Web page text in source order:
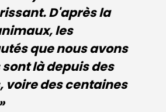
D'après la
les
que nous avons
là depuis des
voire des centaines